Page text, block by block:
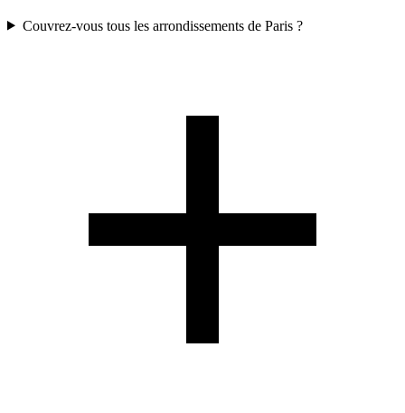
Couvrez-vous tous les arrondissements de Paris ?